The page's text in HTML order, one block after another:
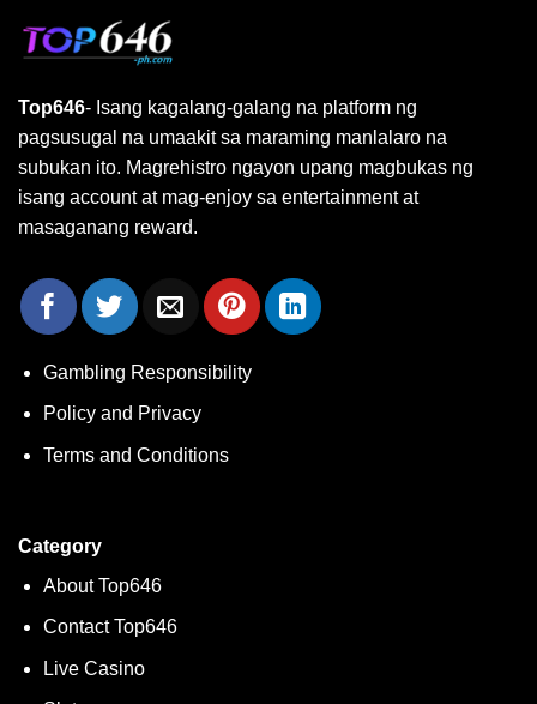
Top646- Isang kagalang-galang na platform ng
pagsusugal na umaakit sa maraming manlalaro na
subukan ito. Magrehistro ngayon upang magbukas ng
isang account at mag-enjoy sa entertainment at
masaganang reward.
Gambling Responsibility
Policy and Privacy
Terms and Conditions
Category
About Top646
Contact Top646
Live Casino